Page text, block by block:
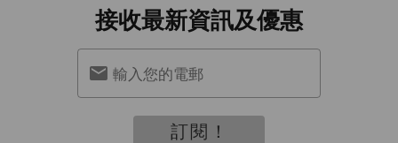
接收最新資訊及優惠
輸入您的電郵
訂閱！